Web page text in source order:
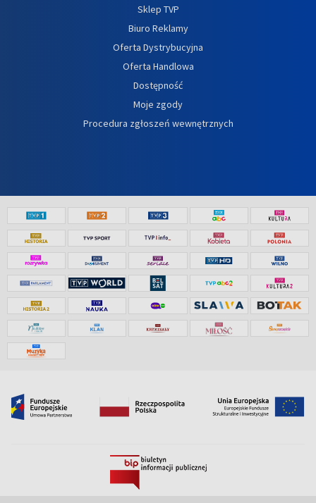
Sklep TVP
Biuro Reklamy
Oferta Dystrybucyjna
Oferta Handlowa
Dostępność
Moje zgody
Procedura zgłoszeń wewnętrznych